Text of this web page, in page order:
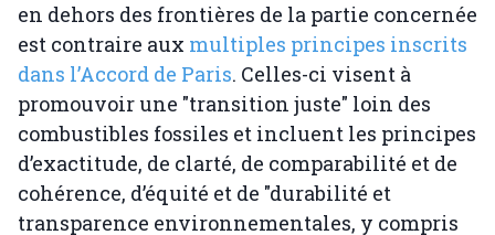
en dehors des frontières de la partie concernée
est contraire aux multiples principes inscrits
dans l’Accord de Paris. Celles-ci visent à
promouvoir une "transition juste" loin des
combustibles fossiles et incluent les principes
d’exactitude, de clarté, de comparabilité et de
cohérence, d’équité et de "durabilité et
transparence environnementales, y compris